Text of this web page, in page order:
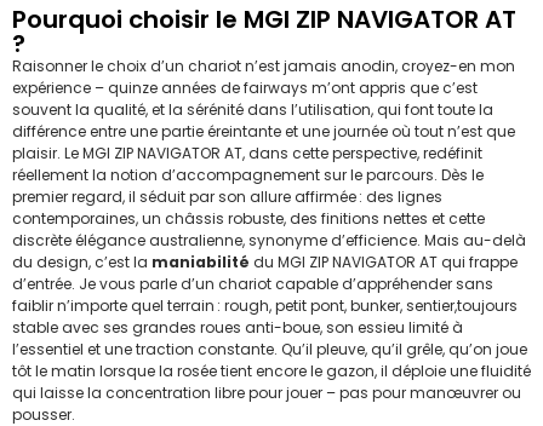
Pourquoi choisir le MGI ZIP NAVIGATOR AT
?
Raisonner le choix d’un chariot n’est jamais anodin, croyez-en mon
expérience – quinze années de fairways m’ont appris que c’est
souvent la qualité, et la sérénité dans l’utilisation, qui font toute la
différence entre une partie éreintante et une journée où tout n’est que
plaisir. Le MGI ZIP NAVIGATOR AT, dans cette perspective, redéfinit
réellement la notion d’accompagnement sur le parcours. Dès le
premier regard, il séduit par son allure affirmée : des lignes
contemporaines, un châssis robuste, des finitions nettes et cette
discrète élégance australienne, synonyme d’efficience. Mais au-delà
du design, c’est la maniabilité du MGI ZIP NAVIGATOR AT qui frappe
d’entrée. Je vous parle d’un chariot capable d’appréhender sans
faiblir n’importe quel terrain : rough, petit pont, bunker, sentier,toujours
stable avec ses grandes roues anti-boue, son essieu limité à
l’essentiel et une traction constante. Qu’il pleuve, qu’il grêle, qu’on joue
tôt le matin lorsque la rosée tient encore le gazon, il déploie une fluidité
qui laisse la concentration libre pour jouer – pas pour manœuvrer ou
pousser.